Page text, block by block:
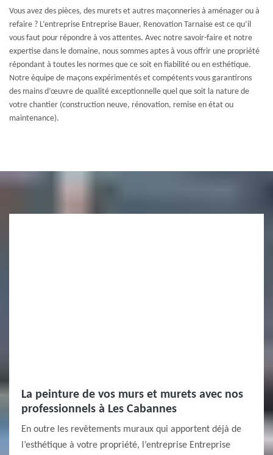
Vous avez des pièces, des murets et autres maçonneries à aménager ou à
refaire ? L’entreprise Entreprise Bauer, Renovation Tarnaise est ce qu’il
vous faut pour répondre à vos attentes. Avec notre savoir-faire et notre
expertise dans le domaine, nous sommes aptes à vous offrir une propriété
répondant à toutes les normes que ce soit en fiabilité ou en esthétique.
Notre équipe de maçons expérimentés et compétents vous garantirons
des mains d’œuvre de qualité exceptionnelle quel que soit la nature de
votre chantier (construction neuve, rénovation, remise en état ou
maintenance).
La peinture de vos murs et murets avec nos
professionnels à Les Cabannes
En outre les revêtements muraux qui apportent déjà de
l’esthétique à votre propriété, l’entreprise Entreprise